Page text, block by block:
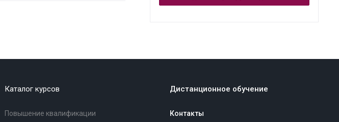
Каталог курсов
Повышение квалификации
Дистанционное обучение
Контакты